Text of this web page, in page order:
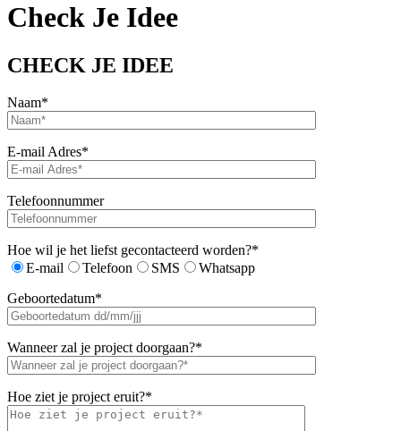
Check Je Idee
CHECK JE IDEE
Naam*
E-mail Adres*
Telefoonnummer
Hoe wil je het liefst gecontacteerd worden?*
E-mail
Telefoon SMS
Whatsapp
Geboortedatum*
Wanneer zal je project doorgaan?*
Hoe ziet je project eruit?*